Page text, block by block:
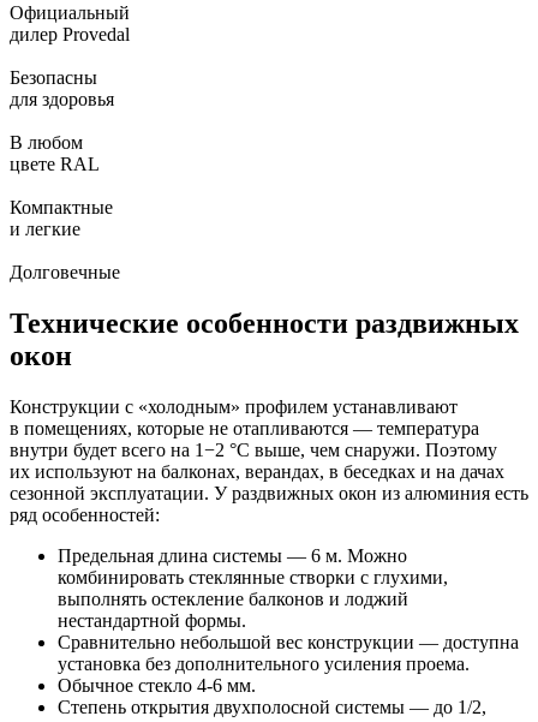
Официальный
дилер Provedal
Безопасны
для здоровья
В любом
цвете RAL
Компактные
и легкие
Долговечные
Технические особенности раздвижных
окон
Конструкции с «холодным» профилем устанавливают
в помещениях, которые не отапливаются — температура
внутри будет всего на 1−2 °С выше, чем снаружи. Поэтому
их используют на балконах, верандах, в беседках и на дачах
сезонной эксплуатации. У раздвижных окон из алюминия есть
ряд особенностей:
Предельная длина системы — 6 м. Можно
комбинировать стеклянные створки с глухими,
выполнять остекление балконов и лоджий
нестандартной формы.
Сравнительно небольшой вес конструкции — доступна
установка без дополнительного усиления проема.
Обычное стекло 4-6 мм.
Степень открытия двухполосной системы — до 1/2,